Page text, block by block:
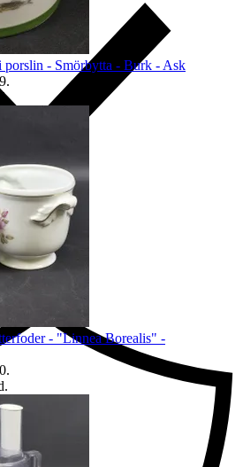
får din vara
- Smörbytta - Burk - Ask
.
.
- "Linnea Borealis" -
.
.